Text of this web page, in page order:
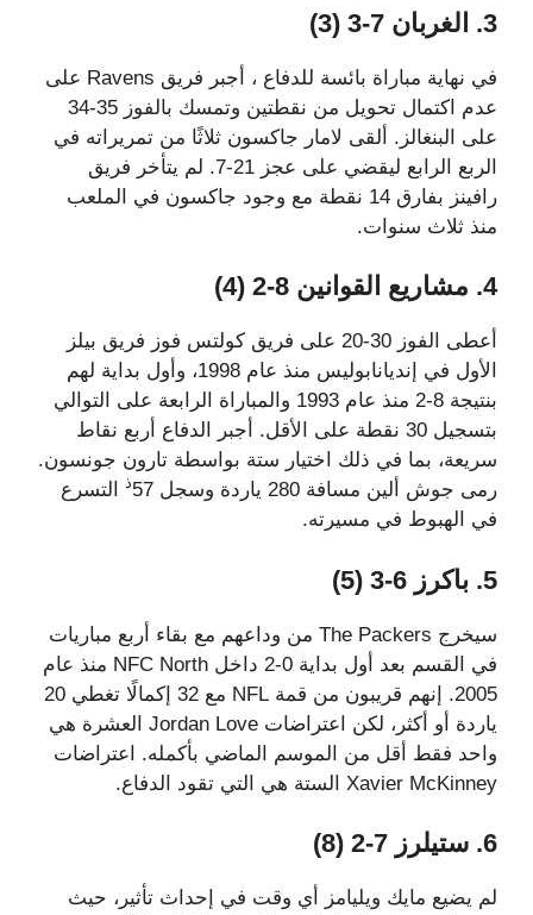
3. الغربان 7-3 (3)
في نهاية مباراة بائسة للدفاع ، أجبر فريق Ravens على
عدم اكتمال تحويل من نقطتين وتمسك بالفوز 35-34
على البنغالز. ألقى لامار جاكسون ثلاثًا من تمريراته في
الربع الرابع ليقضي على عجز 21-7. لم يتأخر فريق
رافينز بفارق 14 نقطة مع وجود جاكسون في الملعب
منذ ثلاث سنوات.
4. مشاريع القوانين 8-2 (4)
أعطى الفوز 30-20 على فريق كولتس فوز فريق بيلز
الأول في إنديانابوليس منذ عام 1998، وأول بداية لهم
بنتيجة 8-2 منذ عام 1993 والمباراة الرابعة على التوالي
بتسجيل 30 نقطة على الأقل. أجبر الدفاع أربع نقاط
سريعة، بما في ذلك اختيار ستة بواسطة تارون جونسون.
رمى جوش ألين مسافة 280 ياردة وسجل 57
ذ
التسرع
في الهبوط في مسيرته.
5. باكرز 6-3 (5)
سيخرج The Packers من وداعهم مع بقاء أربع مباريات
في القسم بعد أول بداية 0-2 داخل NFC North منذ عام
2005. إنهم قريبون من قمة NFL مع 32 إكمالًا تغطي 20
ياردة أو أكثر، لكن اعتراضات Jordan Love العشرة هي
واحد فقط أقل من الموسم الماضي بأكمله. اعتراضات
Xavier McKinney الستة هي التي تقود الدفاع.
6. ستيلرز 7-2 (8)
لم يضيع مايك ويليامز أي وقت في إحداث تأثير، حيث